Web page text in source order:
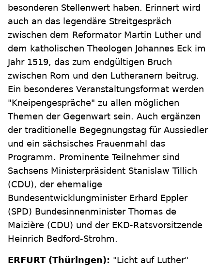
besonderen Stellenwert haben. Erinnert wird
auch an das legendäre Streitgespräch
zwischen dem Reformator Martin Luther und
dem katholischen Theologen Johannes Eck im
Jahr 1519, das zum endgültigen Bruch
zwischen Rom und den Lutheranern beitrug.
Ein besonderes Veranstaltungsformat werden
"Kneipengespräche" zu allen möglichen
Themen der Gegenwart sein. Auch ergänzen
der traditionelle Begegnungstag für Aussiedler
und ein sächsisches Frauenmahl das
Programm. Prominente Teilnehmer sind
Sachsens Ministerpräsident Stanislaw Tillich
(CDU), der ehemalige
Bundesentwicklungminister Erhard Eppler
(SPD) Bundesinnenminister Thomas de
Maizière (CDU) und der EKD-Ratsvorsitzende
Heinrich Bedford-Strohm.
ERFURT (Thüringen): "Licht auf Luther"